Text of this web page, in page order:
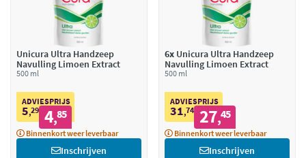
Unicura Ultra Handzeep
Navulling Limoen Extract
500 ml
ADVIESPRIJS
5,29 4,85
Binnenkort weer leverbaar
Inschrijven
6xUnicura Ultra Handzeep
Navulling Limoen Extract
500 ml
ADVIESPRIJS
31,74 27,45
Binnenkort weer leverbaar
Inschrijven